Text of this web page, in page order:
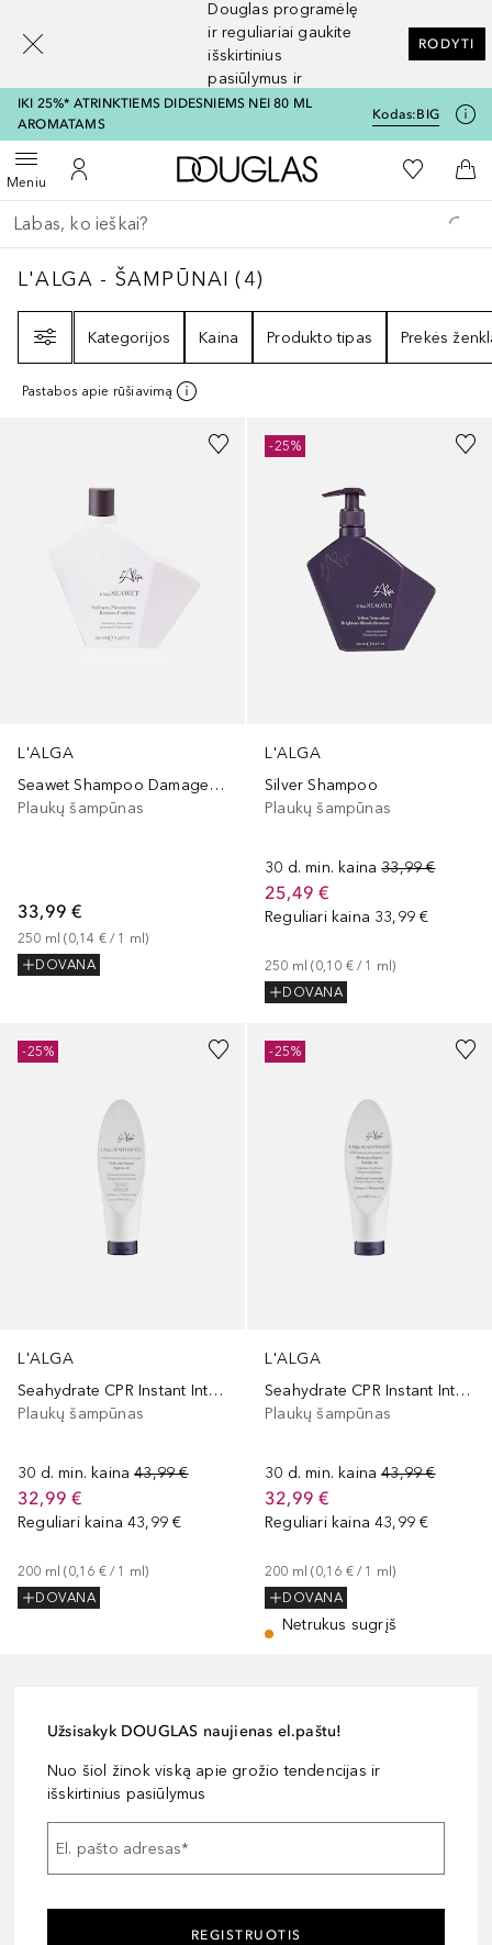
Douglas programėlę
ir reguliariai gaukite
išskirtinius
pasiūlymus ir
nuolaidas
RODYTI
IKI 25%* ATRINKTIEMS DIDESNIEMS NEI 80 ML
AROMATAMS
Kodas:BIG
MeniuAtidaryti meniuĮ mano paskyrą
Į Douglas pagrindinį
Į mano
Į
Grįžk atgal
Vykdykite paiešką
L'ALGA - ŠAMPŪNAI4
L'ALGA - ŠAMPŪNAI (4)
Kategorijos
Kaina Produkto tipas Prekės
Pastabos apie rūšiavimą
L'ALGA
Seawet Shampoo Damaged Treated Hair
Plaukų šampūnas
33,99 €
250 ml (0,14 € / 1 ml)
DOVANA
L'ALGA
Silver Shampoo
Plaukų šampūnas
30 d. min. kaina 33,99 €
25,49 €
Reguliari kaina 33,99 €
250 ml (0,10 € / 1 ml)
DOVANA
-25%
L'ALGA
Seahydrate CPR Instant Intensive Care Shampoo For Fine Hair
Plaukų šampūnas
30 d. min. kaina 43,99 €
32,99 €
Reguliari kaina 43,99 €
200 ml (0,16 € / 1 ml)
DOVANA
-25%
L'ALGA
Seahydrate CPR Instant Intensive Care Shampoo For Medium & Coarse Hair
Plaukų šampūnas
30 d. min. kaina 43,99 €
32,99 €
Reguliari kaina 43,99 €
200 ml (0,16 € / 1 ml)
DOVANA
Netrukus sugrįš
-25%
Užsisakyk DOUGLAS naujienas el.paštu!
Nuo šiol žinok viską apie grožio tendencijas ir
išskirtinius pasiūlymus
El. pašto adresas*
REGISTRUOTIS
[navigation.slideout.screenreader]